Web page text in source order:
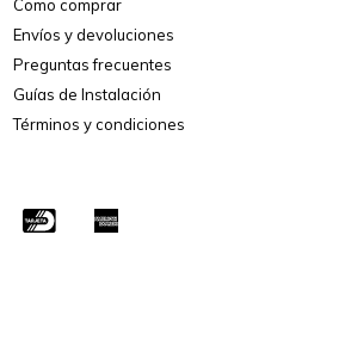
Como comprar
Envíos y devoluciones
Preguntas frecuentes
Guías de Instalación
Términos y condiciones